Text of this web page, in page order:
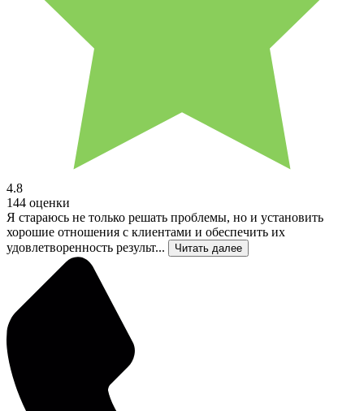
4.8
144 оценки
Я стараюсь не только решать проблемы, но и установить
хорошие отношения с клиентами и обеспечить их
удовлетворенность результ...
Читать далее